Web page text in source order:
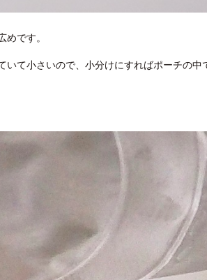
です。
て小さいので、小分けにすればポーチの中